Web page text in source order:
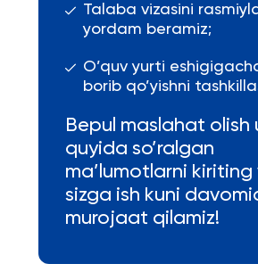
Talaba vizasini
yordam beramiz;
O’quv yurti
borib qo’yishni
Bepul maslahat olish
quyida so’ralgan
ma’lumotlarni kiriting
sizga ish kuni
murojaat qilamiz!